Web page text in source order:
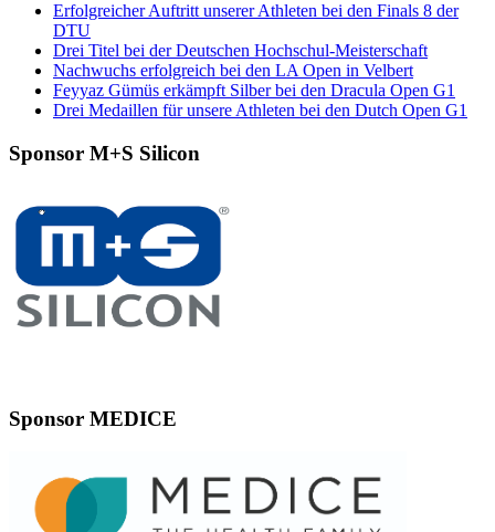
Erfolgreicher Auftritt unserer Athleten bei den Finals 8 der
DTU
Drei Titel bei der Deutschen Hochschul-Meisterschaft
Nachwuchs erfolgreich bei den LA Open in Velbert
Feyyaz Gümüs erkämpft Silber bei den Dracula Open G1
Drei Medaillen für unsere Athleten bei den Dutch Open G1
Sponsor M+S Silicon
Sponsor MEDICE